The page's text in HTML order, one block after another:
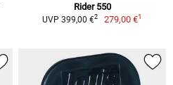
Rider 550
UVP 399,00 €2 279,00 €1